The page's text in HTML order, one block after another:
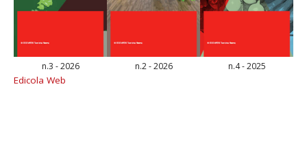
n.3 - 2026 n.2 - 2026 n.4 - 2025
Edicola Web